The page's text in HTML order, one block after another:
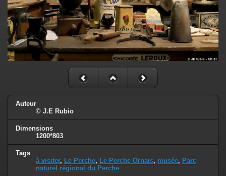
Auteur
© J.E Rubio
Dimensions
1200*803
Tags
à visiter, Le Perche, Le Perche Ornais, musée, Parc
naturel régional du Perche